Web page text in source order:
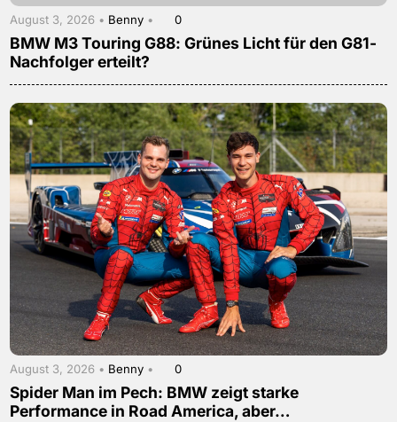
August 3, 2026 • Benny • 0
BMW M3 Touring G88: Grünes Licht für den G81-
Nachfolger erteilt?
August 3, 2026 • Benny • 0
Spider Man im Pech: BMW zeigt starke
Performance in Road America, aber…